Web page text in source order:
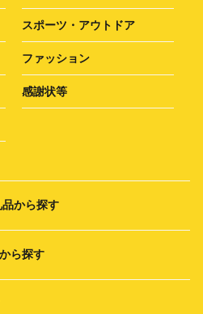
スポーツ・アウトドア
ファッション
感謝状等
から探す
ら探す